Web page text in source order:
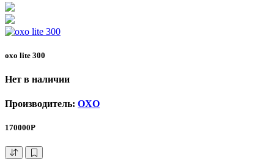
oxo lite 300
Нет в наличии
Производитель: OXO
170000Р